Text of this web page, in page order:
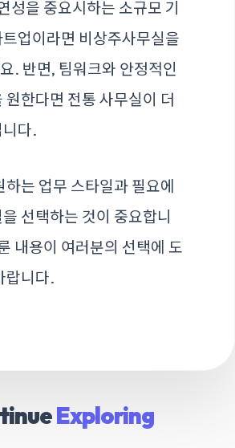
성을 중요시하는 소규모 기
업이라면 비상주사무실을
. 반면, 팀워크와 안정적인
원한다면 전통 사무실이 더
다.
하는 업무 스타일과 필요에
선택하는 것이 중요합니
내용이 여러분의 선택에 도
랍니다.
Exploring